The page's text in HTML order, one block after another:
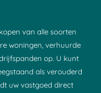
van alle soorten
woningen, verhuurde
op. U kunt
als verouderd
uw vastgoed direct